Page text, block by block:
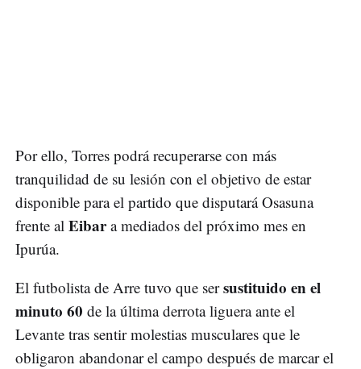
Por ello, Torres podrá recuperarse con más
tranquilidad de su lesión con el objetivo de estar
disponible para el partido que disputará Osasuna
frente al Eibara mediados del próximo mes en
Ipurúa.
El futbolista de Arre tuvo que sersustituido en el
minuto 60 de la última derrota liguera ante el
Levante tras sentir molestias musculares que le
obligaron abandonar el campo después de marcar el